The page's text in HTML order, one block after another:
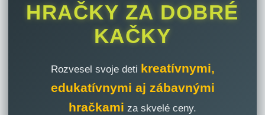
HRAČKY ZA DOBRÉ
KAČKY
Rozvesel svoje deti kreatívnymi,
edukatívnymi aj zábavnými
hračkami za skvelé ceny.